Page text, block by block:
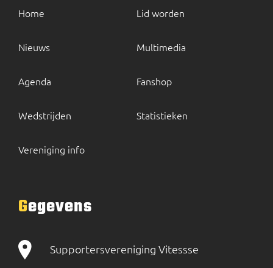
Home
Nieuws
Agenda
Wedstrijden
Vereniging info
Lid worden
Multimedia
Fanshop
Statistieken
Gegevens
Supportersvereniging Vitessse